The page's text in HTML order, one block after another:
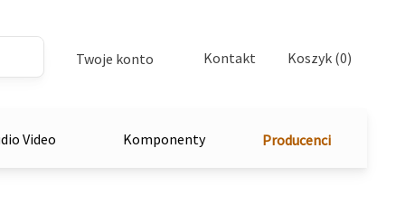
Twoje konto Kontakt Koszyk (0)
Video Komponenty Producenci